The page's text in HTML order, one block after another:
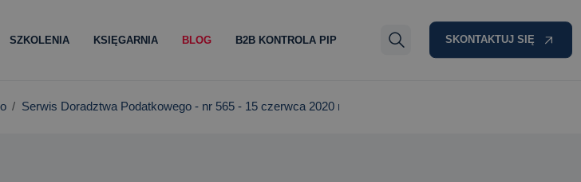
SZKOLENIA KSIĘGARNIA BLOG B2B KONTROLA PIP SKONTAKTUJ SIĘ
Serwis Doradztwa Podatkowego - nr 565 - 15 czerwca 2020 r.